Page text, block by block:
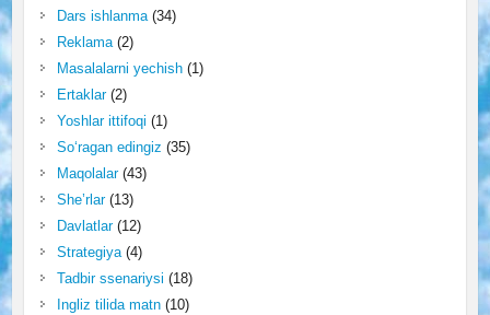
Dars ishlanma(34)
Reklama(2)
Masalalarni yechish(1)
Ertaklar(2)
Yoshlar ittifoqi (1)
So‘ragan edingiz (35)
Maqolalar(43)
She’rlar(13)
Davlatlar(12)
Strategiya(4)
Tadbir ssenariysi (18)
Ingliz tilida matn(10)